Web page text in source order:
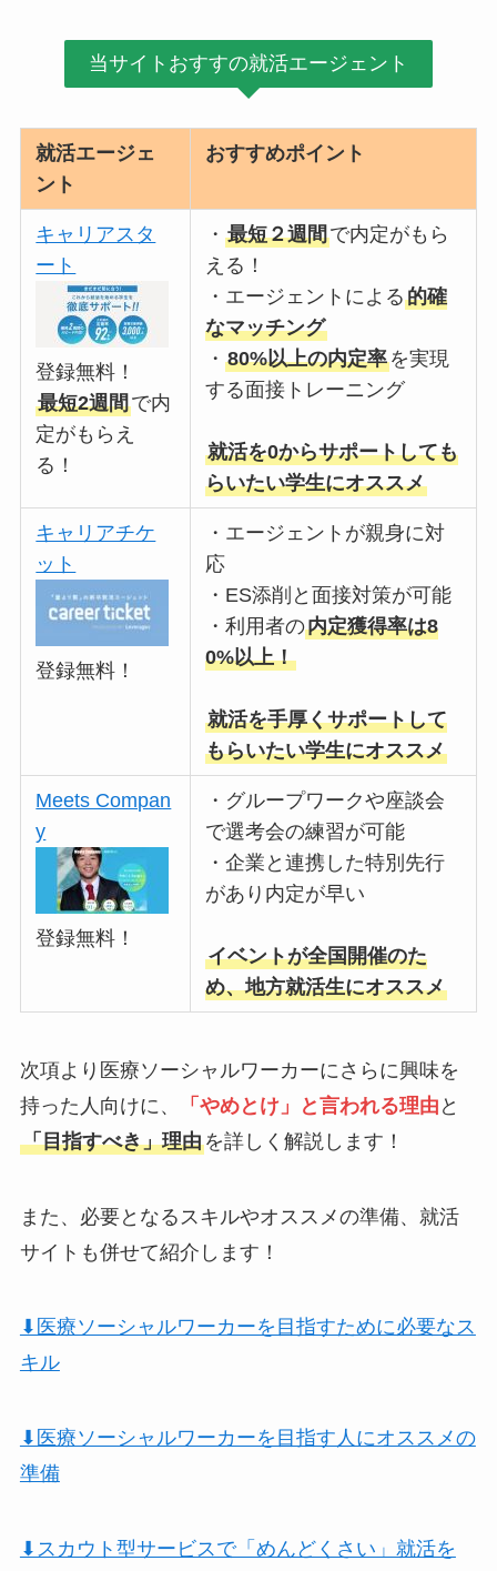
当サイトおすすの就活エージェント
就活エージェ
ント
おすすめポイント
キャリアスタ
ート
登録無料！
最短2週間で内
定がもらえ
る！
・最短２週間で内定がもら
える！
・エージェントによる的確
なマッチング
・80%以上の内定率を実現
する面接トレーニング
就活を0からサポートしても
らいたい学生にオススメ
キャリアチケ
ット
登録無料！
・エージェントが親身に対
応
・ES添削と面接対策が可能
・利用者の内定獲得率は8
0%以上！
就活を手厚くサポートして
もらいたい学生にオススメ
Meets Compan
y
登録無料！
・グループワークや座談会
で選考会の練習が可能
・企業と連携した特別先行
があり内定が早い
イベントが全国開催のた
め、地方就活生にオススメ
次項より医療ソーシャルワーカーにさらに興味を
持った人向けに、
「やめとけ」と言われる理由 と
「目指すべき」理由を詳しく解説します！
また、必要となるスキルやオススメの準備、就活
サイトも併せて紹介します！
⬇︎医療ソーシャルワーカーを目指すために必要なス
キル
⬇︎医療ソーシャルワーカーを目指す人にオススメの
準備
⬇︎スカウト型サービスで「めんどくさい」就活を